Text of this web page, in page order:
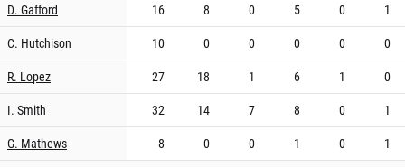
D. Gafford
16 8 0 5 0
1
C. Hutchison
10 0 0 0 0
0
R. Lopez
27 18 1 6 1
0
I. Smith
32 14 7 8 0
1
G. Mathews
8 0 0 1 0
1